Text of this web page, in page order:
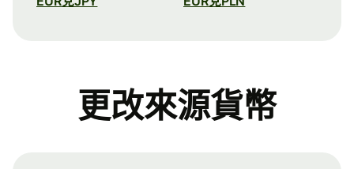
更改來源貨幣